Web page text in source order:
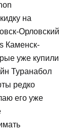
на
Орловский
Каменск-
уже купили
Туранабол
редко
его уже